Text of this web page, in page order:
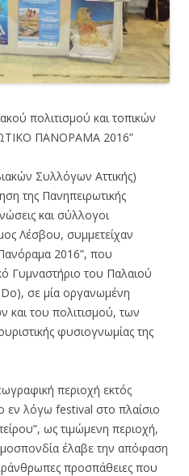
πολιτισμού και τοπικών
ΠΑΝΟΡΑΜΑ 2016”
Συλλόγων Αττικής)
της Πανηπειρωτικής
και σύλλογοι
Λέσβου, συμμετείχαν
2016”, που
Γυμναστήριο του Παλαιού
σε μία οργανωμένη
του πολιτισμού, των
φυσιογνωμίας της
περιοχή εκτός
εν λόγω festival στο πλαίσιο
ως τιμώμενη περιοχή,
έλαβε την απόφαση
προσπάθειες που